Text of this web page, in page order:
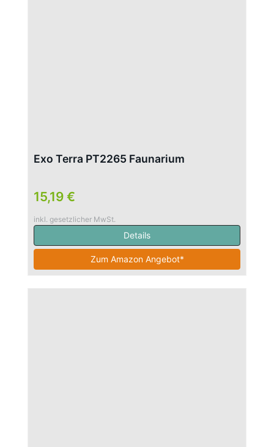
Exo Terra PT2265 Faunarium
15,19 €
inkl. gesetzlicher MwSt.
Details
Zum Amazon Angebot*